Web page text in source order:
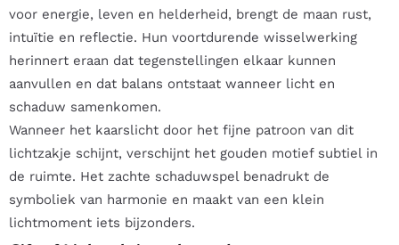
voor energie, leven en helderheid, brengt de maan rust,
intuïtie en reflectie. Hun voortdurende wisselwerking
herinnert eraan dat tegenstellingen elkaar kunnen
aanvullen en dat balans ontstaat wanneer licht en
schaduw samenkomen.
Wanneer het kaarslicht door het fijne patroon van dit
lichtzakje schijnt, verschijnt het gouden motief subtiel in
de ruimte. Het zachte schaduwspel benadrukt de
symboliek van harmonie en maakt van een klein
lichtmoment iets bijzonders.